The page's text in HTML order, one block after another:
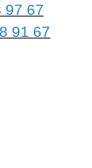
97 67
91 67